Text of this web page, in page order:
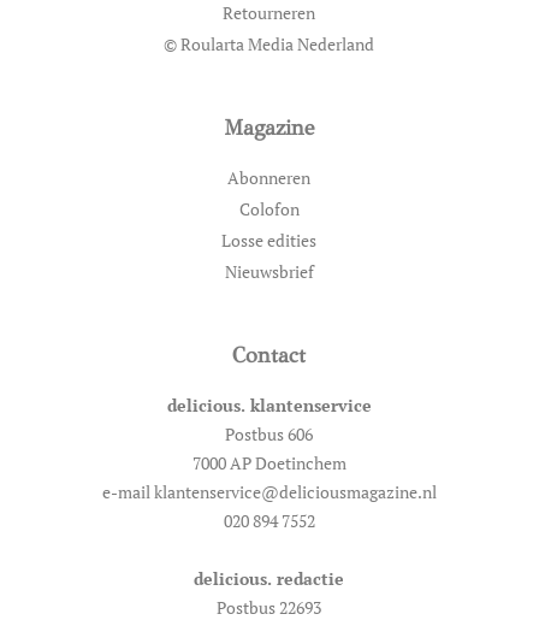
Retourneren
© Roularta Media Nederland
Magazine
Abonneren
Colofon
Losse edities
Nieuwsbrief
Contact
delicious. klantenservice
Postbus 606
7000 AP Doetinchem
e-mail klantenservice@deliciousmagazine.nl
020 894 7552
delicious. redactie
Postbus 22693